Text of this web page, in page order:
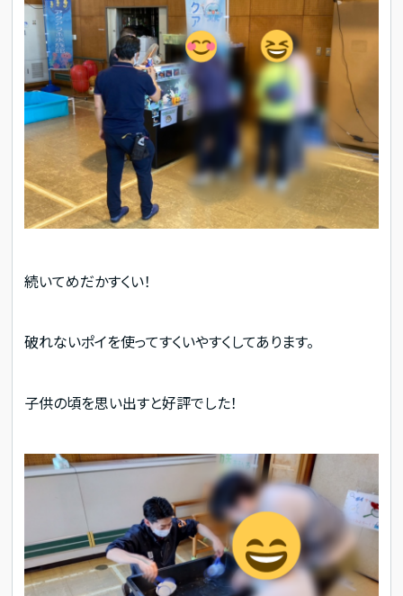
続いてめだかすくい！
破れないポイを使ってすくいやすくしてあります。
子供の頃を思い出すと好評でした！